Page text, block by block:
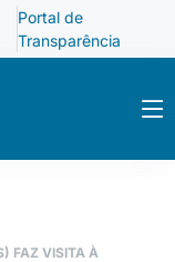
Portal de
Transparência
FAZ VISITA À